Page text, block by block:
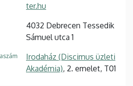
ter.hu
4032 Debrecen Tessedik
Sámuel utca 1
Irodaház (Discimus üzleti
Akadémia), 2. emelet, T01